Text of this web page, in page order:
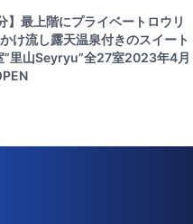
】最上階にプライベートロウリ
け流し露天温泉付きのスイート
”里山Seyryu”全27室2023年4月